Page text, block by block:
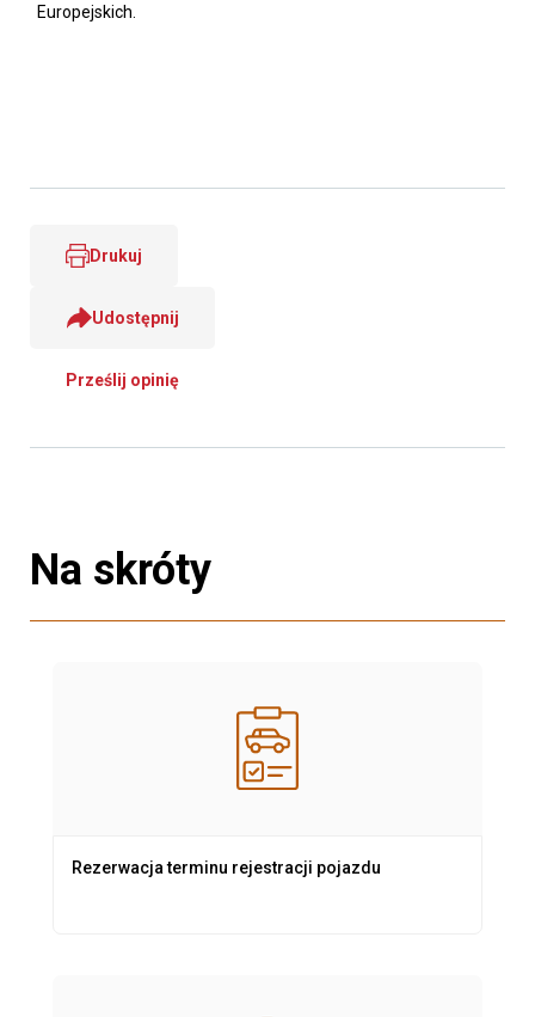
Europejskich.
Drukuj
Udostępnij
Prześlij opinię
Na skróty
Rezerwacja terminu rejestracji pojazdu